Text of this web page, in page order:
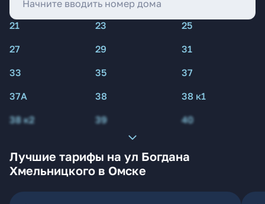
21 23
25
27
29
31
33
35
37
37А
38
38 к1
38 к2
39 40
Лучшие тарифы на ул Богдана
Хмельницкого в Омске